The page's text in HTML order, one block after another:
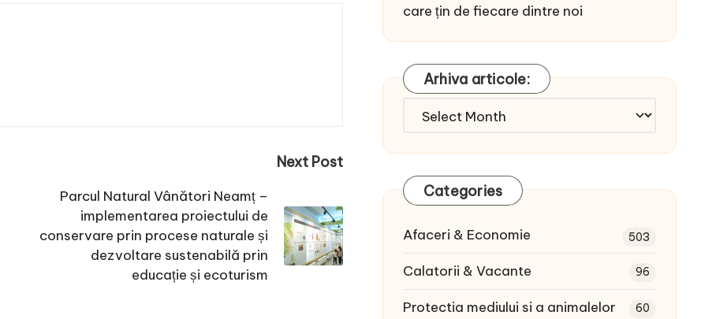
Next Post
Parcul Natural Vânători Neamț –
implementarea proiectului de
conservare prin procese naturale și
dezvoltare sustenabilă prin
educație și ecoturism
care țin de fiecare dintre noi
Arhiva articole:
Arhiva
Categories
Afaceri & Economie 503
Calatorii & Vacante 96
Protectia mediului si a animalelor 60